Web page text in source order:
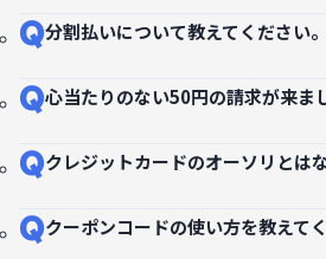
Q分割払いについて教えてください。
Q心当たりのない50円の請求が来ま
Qクレジットカードのオーソリとは
Qクーポンコードの使い方を教えてく